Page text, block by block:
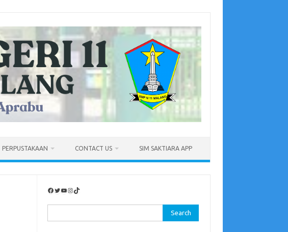
PERPUSTAKAAN CONTACT US SIM SAKTIARA APP
Facebook Twitter YouTube InstagramTikTok
for: